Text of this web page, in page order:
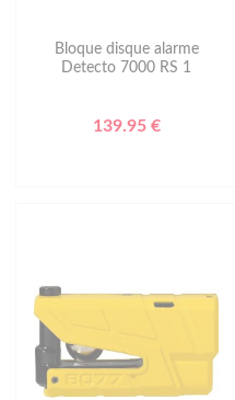
Bloque disque alarme
Detecto 7000 RS 1
139.95 €